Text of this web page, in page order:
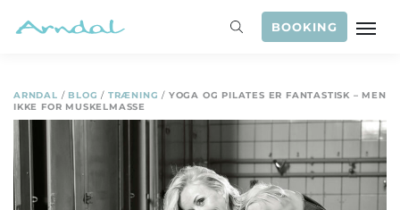
BOOKING
ARNDAL / BLOG / TRÆNING / YOGA OG PILATES ER FANTASTISK – MEN
IKKE FOR MUSKELMASSE